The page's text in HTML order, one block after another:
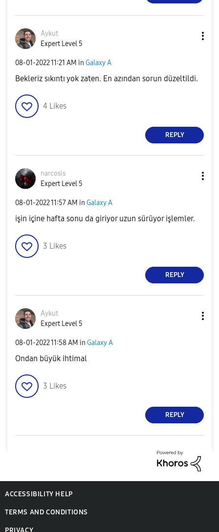
Aykut
Expert Level 5
‎08-01-202211:21 AM in Galaxy A
Bekleriz sıkıntı yok zaten. En azından sorun düzeltildi.
4 Likes
REPLY
narcosis
Expert Level 5
‎08-01-202211:57 AM in Galaxy A
işin içine hafta sonu da giriyor uzun sürüyor işlemler.
3 Likes
REPLY
Aykut
Expert Level 5
‎08-01-202211:58 AM in Galaxy A
Ondan büyük ihtimal
3 Likes
REPLY
ACCESSIBILITY HELP
TERMS AND CONDITIONS